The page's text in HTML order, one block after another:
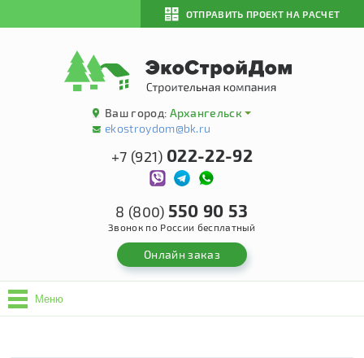
ОТПРАВИТЬ ПРОЕКТ НА РАСЧЕТ
Ваш город: Архангельск
ekostroydom@bk.ru
+7 (921) 022-22-92
8 (800) 550 90 53
Звонок по России бесплатный
Онлайн заказ
Меню